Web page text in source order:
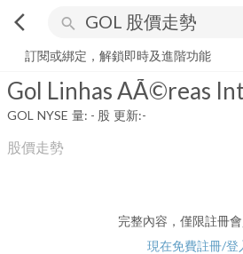
arrow_back_ios search
Gol Linhas AÃ©reas Inteligentes S.A.
訂閱或綁定，解鎖即時及進階功能
GOL NYSE 量: - 股 更新:-
股價走勢
完整內容，僅限註冊
現在免費註冊/登